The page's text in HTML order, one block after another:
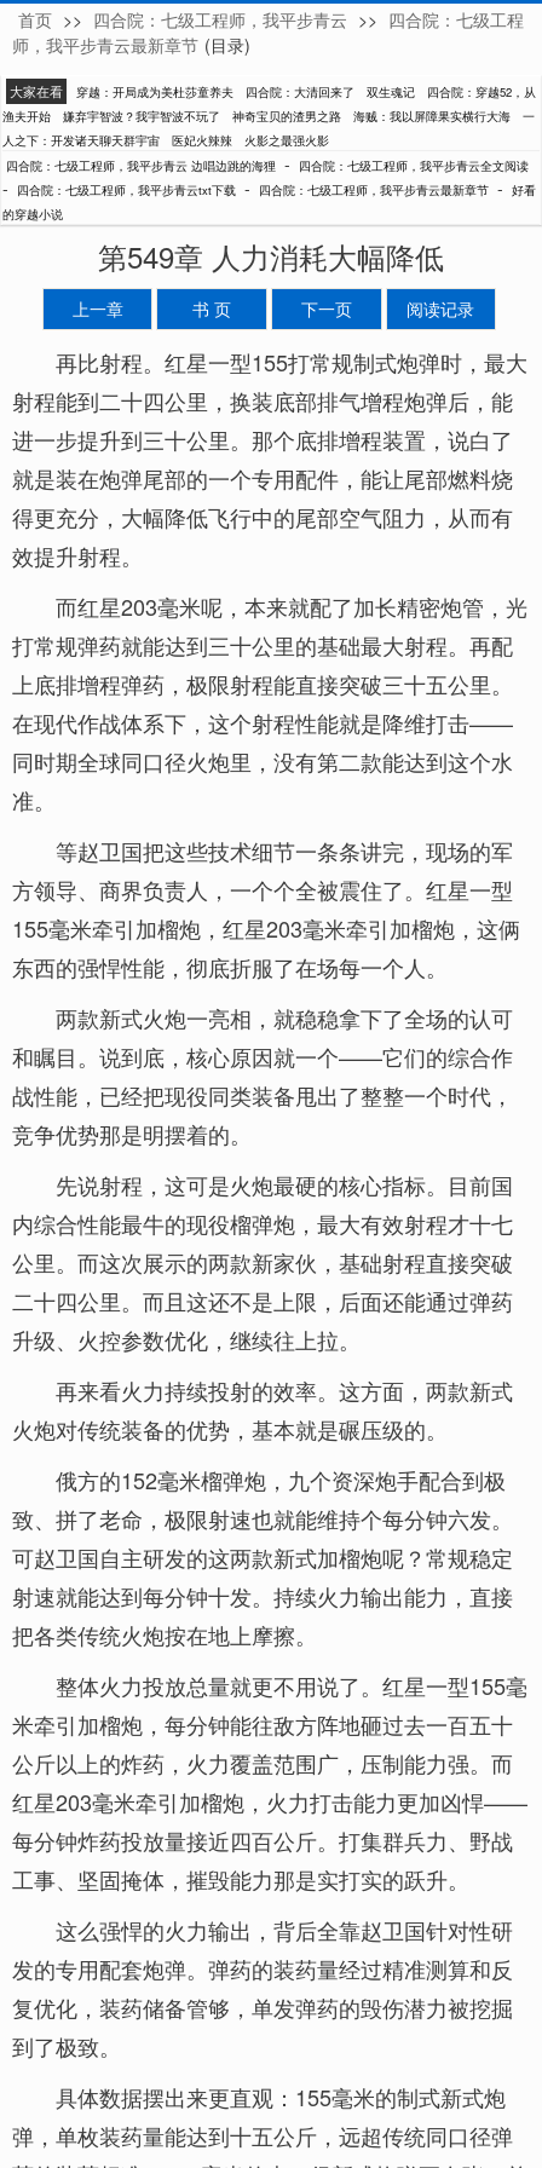
边唱边跳的海狸
首页 >> 四合院：七级工程师，我平步青云 >> 四合院：七级工程
师，我平步青云最新章节 (目录)
大家在看 穿越：开局成为美杜莎童养夫 四合院：大清回来了 双生魂记
四合院：穿越52，从
渔夫开始
嫌弃宇智波？我宇智波不玩了 神奇宝贝的渣男之路 海贼：我以屏障果实横行大海
一
人之下：开发诸天聊天群宇宙
医妃火辣辣
火影之最强火影
四合院：七级工程师，我平步青云 边唱边跳的海狸 - 四合院：七级工程师，我平步青云全文阅读
- 四合院：七级工程师，我平步青云txt下载 - 四合院：七级工程师，我平步青云最新章节 - 好看
的穿越小说
第549章 人力消耗大幅降低
上一章 书 页 下一页 阅读记录
再比射程。红星一型155打常规制式炮弹时，最大
射程能到二十四公里，换装底部排气增程炮弹后，能
进一步提升到三十公里。那个底排增程装置，说白了
就是装在炮弹尾部的一个专用配件，能让尾部燃料烧
得更充分，大幅降低飞行中的尾部空气阻力，从而有
效提升射程。
而红星203毫米呢，本来就配了加长精密炮管，光
打常规弹药就能达到三十公里的基础最大射程。再配
上底排增程弹药，极限射程能直接突破三十五公里。
在现代作战体系下，这个射程性能就是降维打击——
同时期全球同口径火炮里，没有第二款能达到这个水
准。
等赵卫国把这些技术细节一条条讲完，现场的军
方领导、商界负责人，一个个全被震住了。红星一型
155毫米牵引加榴炮，红星203毫米牵引加榴炮，这俩
东西的强悍性能，彻底折服了在场每一个人。
两款新式火炮一亮相，就稳稳拿下了全场的认可
和瞩目。说到底，核心原因就一个——它们的综合作
战性能，已经把现役同类装备甩出了整整一个时代，
竞争优势那是明摆着的。
先说射程，这可是火炮最硬的核心指标。目前国
内综合性能最牛的现役榴弹炮，最大有效射程才十七
公里。而这次展示的两款新家伙，基础射程直接突破
二十四公里。而且这还不是上限，后面还能通过弹药
升级、火控参数优化，继续往上拉。
再来看火力持续投射的效率。这方面，两款新式
火炮对传统装备的优势，基本就是碾压级的。
俄方的152毫米榴弹炮，九个资深炮手配合到极
致、拼了老命，极限射速也就能维持个每分钟六发。
可赵卫国自主研发的这两款新式加榴炮呢？常规稳定
射速就能达到每分钟十发。持续火力输出能力，直接
把各类传统火炮按在地上摩擦。
整体火力投放总量就更不用说了。红星一型155毫
米牵引加榴炮，每分钟能往敌方阵地砸过去一百五十
公斤以上的炸药，火力覆盖范围广，压制能力强。而
红星203毫米牵引加榴炮，火力打击能力更加凶悍——
每分钟炸药投放量接近四百公斤。打集群兵力、野战
工事、坚固掩体，摧毁能力那是实打实的跃升。
这么强悍的火力输出，背后全靠赵卫国针对性研
发的专用配套炮弹。弹药的装药量经过精准测算和反
复优化，装药储备管够，单发弹药的毁伤潜力被挖掘
到了极致。
具体数据摆出来更直观：155毫米的制式新式炮
弹，单枚装药量能达到十五公斤，远超传统同口径弹